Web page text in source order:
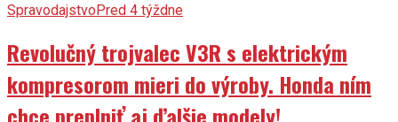
SpravodajstvoPred 4 týždne
Revolučný trojvalec V3R s elektrickým
kompresorom mieri do výroby. Honda ním